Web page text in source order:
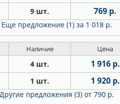
9 шт. 769 р.
Еще предложение (1) за 1 018 р.
Наличие Цена
4 шт. 1 916 р.
1 шт. 1 920 р.
Другие предложения (3) от 790 р.